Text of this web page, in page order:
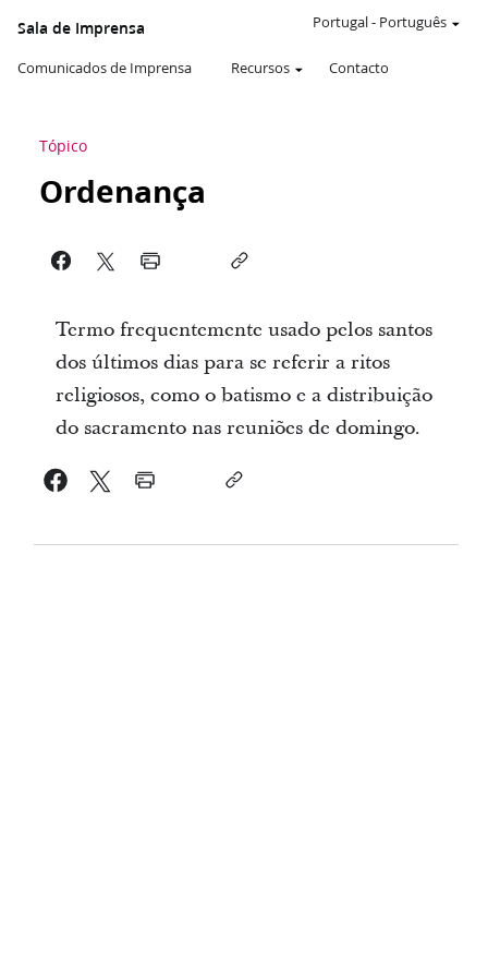
Sala de Imprensa
Comunicados de Imprensa Recursos Contacto
Portugal- Português
Tópico
Ordenança
Termo frequentemente usado pelos santos
dos últimos dias para se referir a ritos
religiosos, como o batismo e a distribuição
do sacramento nas reuniões de domingo.